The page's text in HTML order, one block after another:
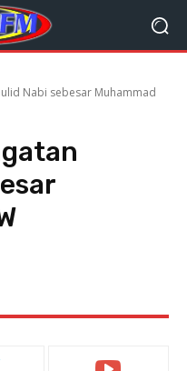
Nabi sebesar Muhammad